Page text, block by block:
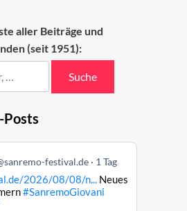
aller Beiträge und
(seit 1951):
Suche
Posts
festival.de 1 Tag
2026/08/08/n...Neues
#SanremoGiovani